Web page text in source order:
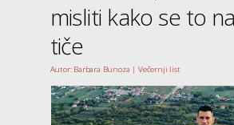
misliti kako se to
tiče
Autor: Barbara Bunoza | Večernji list